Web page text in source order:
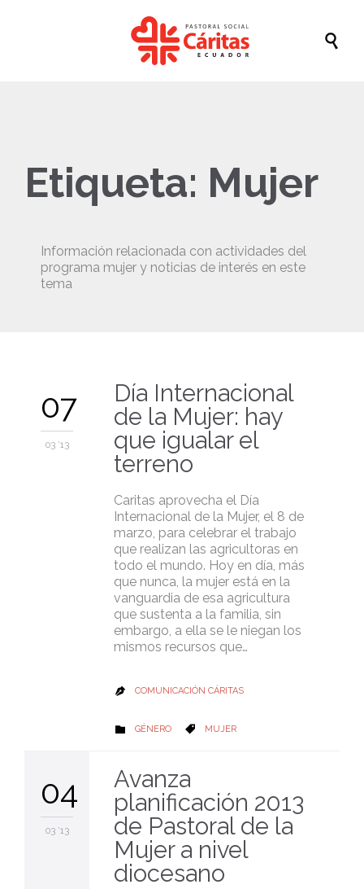

Etiqueta: Mujer
Información relacionada con actividades del
programa mujer y noticias de interés en este
tema
07
03 '13
Día Internacional
de la Mujer: hay
que igualar el
terreno
Caritas aprovecha el Día
Internacional de la Mujer, el 8 de
marzo, para celebrar el trabajo
que realizan las agricultoras en
todo el mundo. Hoy en día, más
que nunca, la mujer está en la
vanguardia de esa agricultura
que sustenta a la familia, sin
embargo, a ella se le niegan los
mismos recursos que…
 COMUNICACIÓN CÁRITAS
 CATEGORY
GÉNERO  CATEGORY
MUJER
04
03 '13
Avanza
planificación 2013
de Pastoral de la
Mujer a nivel
diocesano